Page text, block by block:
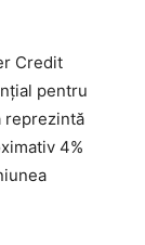
Credit
pentru
reprezintă
4%